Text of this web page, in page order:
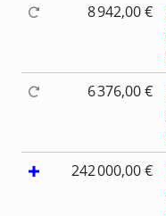
8 942,00 €
6 376,00 €
242 000,00 €